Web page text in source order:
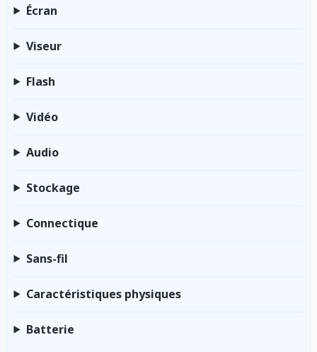
Écran
Viseur
Flash
Vidéo
Audio
Stockage
Connectique
Sans-fil
Caractéristiques physiques
Batterie